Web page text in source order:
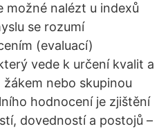
možné nalézt u indexů
se rozumí
(evaluací)
vede k určení kvalit a
nebo skupinou
hodnocení je zjištění
dovedností a postojů –